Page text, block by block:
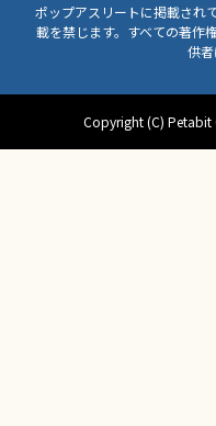
ポップアスリートに掲載され
載を禁じます。すべての著作
供者
Copyright (C) Petabit